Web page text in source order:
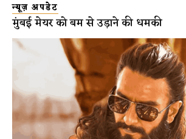
न्यूज़ अपडेट
मुंबई मेयर को बम से उड़ाने की धमकी